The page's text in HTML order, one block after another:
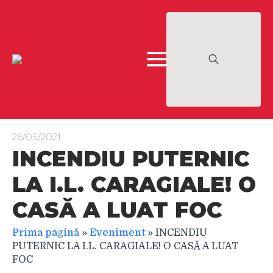
26/05/2021
INCENDIU PUTERNIC
LA I.L. CARAGIALE! O
CASĂ A LUAT FOC
Prima pagină » Eveniment » INCENDIU
PUTERNIC LA I.L. CARAGIALE! O CASĂ A LUAT
FOC